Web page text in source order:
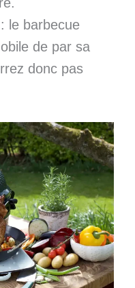
: le barbecue
de par sa
donc pas